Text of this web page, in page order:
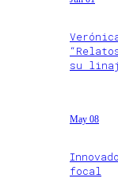
su
May 08
focal